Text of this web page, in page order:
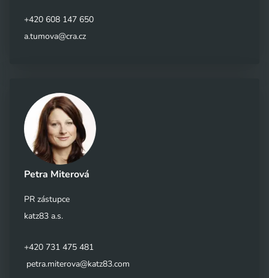
+420 608 147 650
a.tumova@cra.cz
Petra Miterová
PR zástupce
katz83 a.s.
+420 731 475 481
petra.miterova@katz83.com